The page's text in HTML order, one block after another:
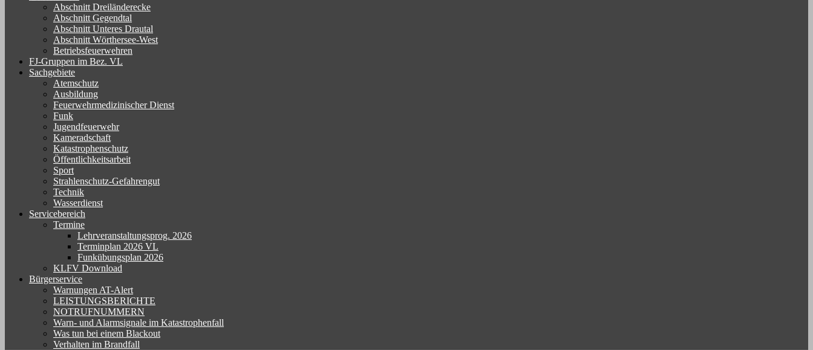
Abschnitt Dreiländerecke
Abschnitt Gegendtal
Abschnitt Unteres Drautal
Abschnitt Wörthersee-West
Betriebsfeuerwehren
FJ-Gruppen im Bez. VL
Sachgebiete
Atemschutz
Ausbildung
Feuerwehrmedizinischer Dienst
Funk
Jugendfeuerwehr
Kameradschaft
Katastrophenschutz
Öffentlichkeitsarbeit
Sport
Strahlenschutz-Gefahrengut
Technik
Wasserdienst
Servicebereich
Termine
Lehrveranstaltungsprog. 2026
Terminplan 2026 VL
Funkübungsplan 2026
KLFV Download
Bürgerservice
Warnungen AT-Alert
LEISTUNGSBERICHTE
NOTRUFNUMMERN
Warn- und Alarmsignale im Katastrophenfall
Was tun bei einem Blackout
Verhalten im Brandfall